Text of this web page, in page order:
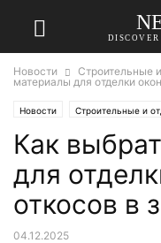
Новости Строительные
материалы для отделки
Новости Строительные и
Как
для
откосов в
04.12.2025